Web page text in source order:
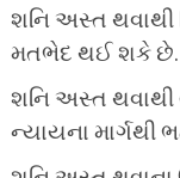
શનિ અસ્ત
મતભેદ થઈ શકે છે.
શનિ અસ્ત
ન્યાયના